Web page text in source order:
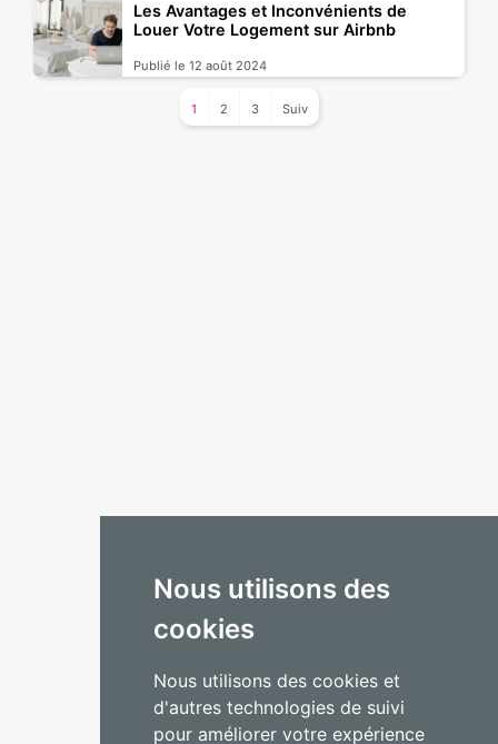
Nous utilisons des
cookies
Nous utilisons des cookies et
d'autres technologies de suivi
pour améliorer votre expérience
Les Avantages et Inconvénients de
Louer Votre Logement sur Airbnb
Publié le 12 août 2024
1 2 3 Suiv